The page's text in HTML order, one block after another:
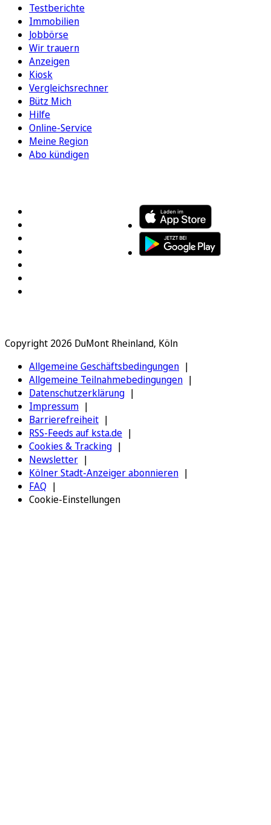
Testberichte
Immobilien
Jobbörse
Wir trauern
Anzeigen
Kiosk
Vergleichsrechner
Bütz Mich
Hilfe
Online-Service
Meine Region
Abo kündigen
Copyright 2026 DuMont Rheinland, Köln
Allgemeine Geschäftsbedingungen
Allgemeine Teilnahmebedingungen
Datenschutzerklärung
Impressum
Barrierefreiheit
RSS-Feeds auf ksta.de
Cookies & Tracking
Newsletter
Kölner Stadt-Anzeiger abonnieren
FAQ
Cookie-Einstellungen